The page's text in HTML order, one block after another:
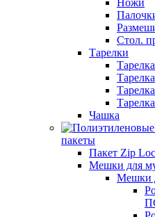
Ножи
Стол.
Тарелки
Чашка
пакеты
Пакет Zip
Мешки для
Мешки